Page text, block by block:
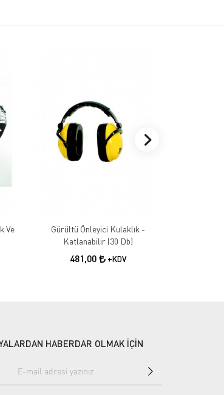
Ve
Gürültü Önleyici Kulaklık -
Katlanabilir (30 Db)
481,00 +KDV
HABERDAR OLMAK İÇİN